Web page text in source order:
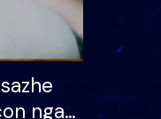
nga